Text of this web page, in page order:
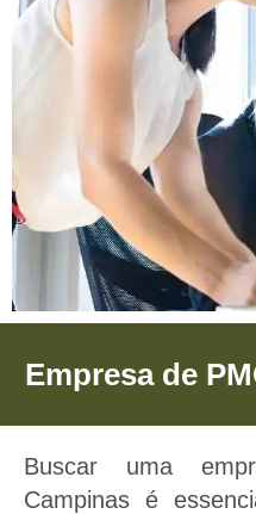
Empresa
Empresa de
Empresa de
Buscar uma
Campinas é